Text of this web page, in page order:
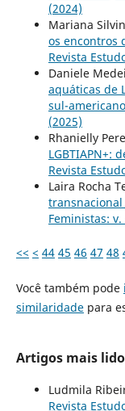
(2024)
Mariana
os encontros
Revista
Daniele
aquáticas de
sul-americano
(2025)
Rhanielly
LGBTIAPN+:
Revista
Laira Rocha
Feministas:
<< < 44 45 46 47 48
Você também pode
similaridadepara
Artigos mais
Ludmila
Revista